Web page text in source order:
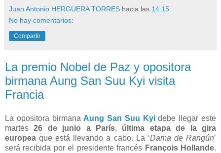
Juan Antonio HERGUERA TORRES hacia las 14:15
No hay comentarios:
Compartir
La premio Nobel de Paz y opositora
birmana Aung San Suu Kyi visita
Francia
La opositora birmana Aung San Suu Kyidebe llegar este
martes26 de junio a París, última etapa de la gira
europea que está llevando a cabo. La ‘Dama de Rangún’
será recibida por el presidente francés François Hollande.